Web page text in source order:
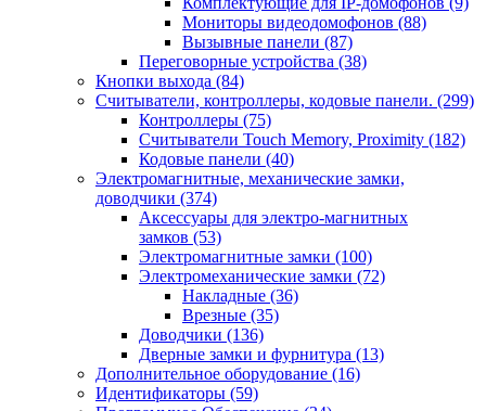
Мониторы видеодомофонов (88)
Вызывные панели (87)
Переговорные устройства (38)
Кнопки выхода (84)
Считыватели, контроллеры, кодовые панели. (299)
Контроллеры (75)
Считыватели Touch Memory, Proximity (182)
Кодовые панели (40)
Электромагнитные, механические замки,
доводчики (374)
Аксессуары для электро-магнитных
замков (53)
Электромагнитные замки (100)
Электромеханические замки (72)
Накладные (36)
Врезные (35)
Доводчики (136)
Дверные замки и фурнитура (13)
Дополнительное оборудование (16)
Идентификаторы (59)